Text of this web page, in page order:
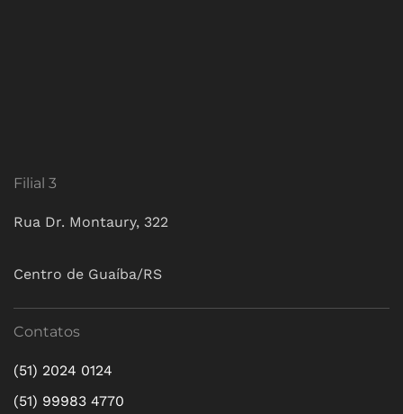
Filial 3
Rua Dr. Montaury, 322
Centro de Guaíba/RS
Contatos
(51) 2024 0124
(51) 99983 4770